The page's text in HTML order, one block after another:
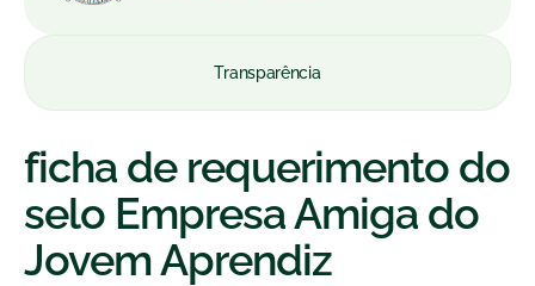
Transparência
ficha de requerimento do
selo Empresa Amiga do
Jovem Aprendiz